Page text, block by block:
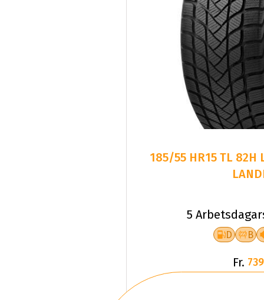
185/55 HR15 TL 82H
5
D B
Fr.